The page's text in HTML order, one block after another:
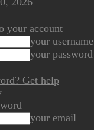
your account
your username
your password
Get help
your email